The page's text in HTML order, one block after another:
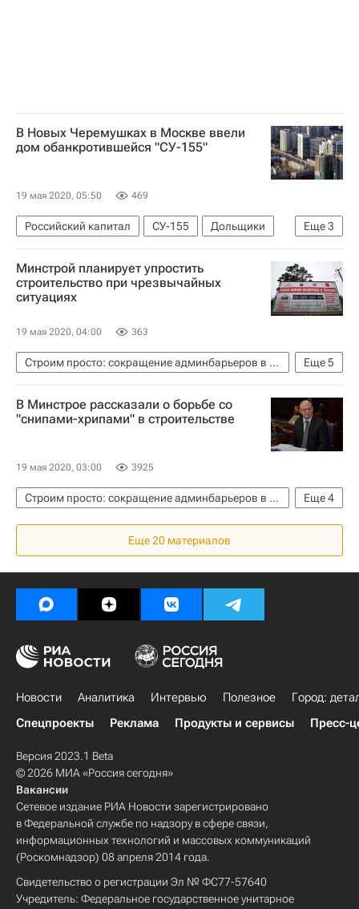
В Новых Черемушках в Москве ввели
дом обанкротившейся "СУ-155"
19 мая 2020, 05:50 469
Еще3
Российский капитал СУ-155
Дольщики
Обманутые дольщики в России
"Дом.РФ"
Анастасия Пятова
Минстрой планирует упростить
строительство при чрезвычайных
ситуациях
19 мая 2020, 04:00 363
Еще5
Строим просто: сокращение админбарьеров в строительстве
Министерство строительства и жилищно-коммунального хозяйства РФ (Минстрой России)
Новости - Недвижимость
Строительство
В Минстрое рассказали о борьбе со
"снипами-хрипами" в строительстве
19 мая 2020, 03:00 3925
Еще4
Строим просто: сокращение админбарьеров в строительстве
Министерство строительства и жилищно-коммунального хозяйства РФ (Минстрой России)
СНИП Дмитрий Волков
Еще 20 материалов
Новости Аналитика Интервью Полезное
Город:
Спецпроекты
Реклама Продукты и сервисы Пресс-
Версия 2023.1 Beta
© 2026 МИА «Россия сегодня»
Вакансии
Сетевое издание РИА Новости зарегистрировано
в Федеральной службе по надзору в сфере связи,
информационных технологий и массовых коммуникаций
(Роскомнадзор) 08 апреля 2014 года.
Свидетельство о регистрации Эл № ФС77-57640
Учредитель: Федеральное государственное унитарное